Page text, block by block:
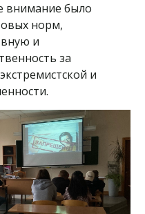
внимание было
норм,
и
за
и